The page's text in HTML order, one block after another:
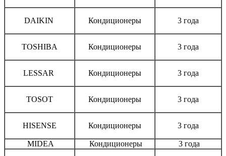
DAIKIN Кондиционеры 3 года
TOSHIBA Кондиционеры 3 года
LESSAR Кондиционеры 3 года
TOSOT Кондиционеры 3 года
HISENSE Кондиционеры 3 года
MIDEA Кондиционеры 3 года